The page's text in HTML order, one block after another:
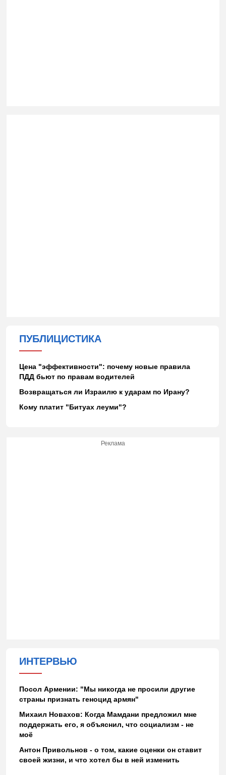
ПУБЛИЦИСТИКА
Цена "эффективности": почему новые правила
ПДД бьют по правам водителей
Возвращаться ли Израилю к ударам по Ирану?
Кому платит "Битуах леуми"?
Реклама
ИНТЕРВЬЮ
Посол Армении: "Мы никогда не просили другие
страны признать геноцид армян"
Михаил Новахов: Когда Мамдани предложил мне
поддержать его, я объяснил, что социализм - не
моё
Антон Привольнов - о том, какие оценки он ставит
своей жизни, и что хотел бы в ней изменить